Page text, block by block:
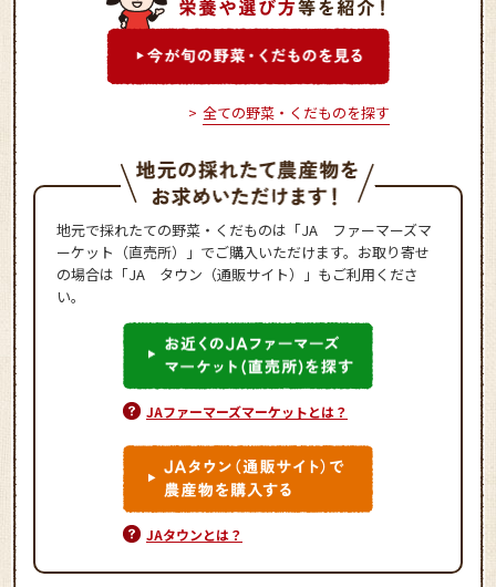
全ての野菜・くだものを探す
地元で採れたての野菜・くだものは「JA ファーマーズマ
ーケット（直売所）」でご購入いただけます。お取り寄せ
の場合は「JA タウン（通販サイト）」もご利用くださ
い。
JAファーマーズマーケットとは？
JAタウンとは？